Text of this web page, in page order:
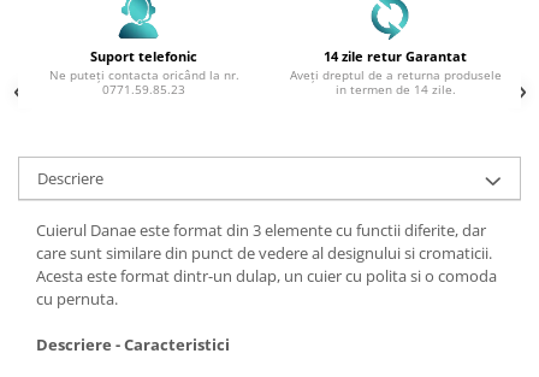
Suport telefonic
Ne puteți contacta oricând la nr.
0771.59.85.23
14 zile retur Garantat
Aveți dreptul de a returna produsele
in termen de 14 zile.
Descriere
Cuierul Danae este format din 3 elemente cu functii diferite, dar
care sunt similare din punct de vedere al designului si cromaticii.
Acesta este format dintr-un dulap, un cuier cu polita si o comoda
cu pernuta.
Descriere - Caracteristici